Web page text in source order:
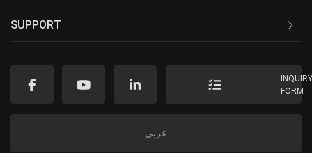
SUPPORT
FORM
عربى